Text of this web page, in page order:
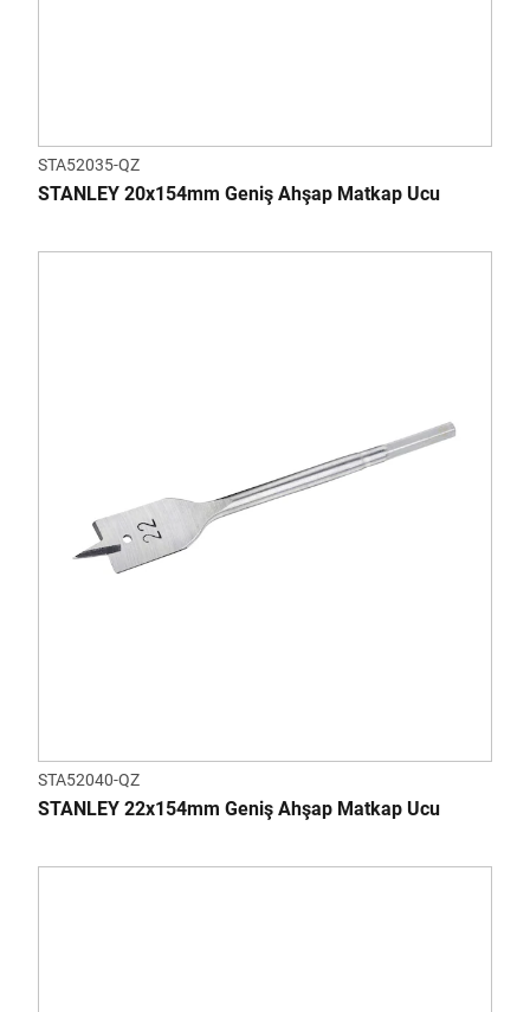
STA52035-QZ
STANLEY 20x154mm Geniş Ahşap Matkap Ucu
STA52040-QZ
STANLEY 22x154mm Geniş Ahşap Matkap Ucu